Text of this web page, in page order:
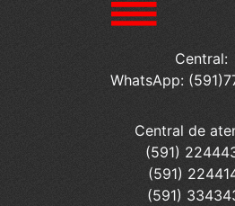
Central:
WhatsApp:
Central de
(591)
(591)
(591)